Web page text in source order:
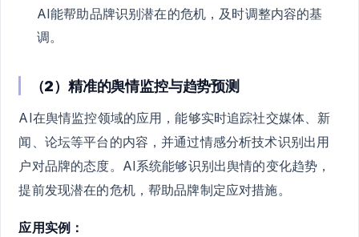
AI能帮助品牌识别潜在的危机，及时调整内容的基
调。
（2）精准的舆情监控与趋势预测
AI在舆情监控领域的应用，能够实时追踪社交媒体、新
闻、论坛等平台的内容，并通过情感分析技术识别出用
户对品牌的态度。AI系统能够识别出舆情的变化趋势，
提前发现潜在的危机，帮助品牌制定应对措施。
应用实例：